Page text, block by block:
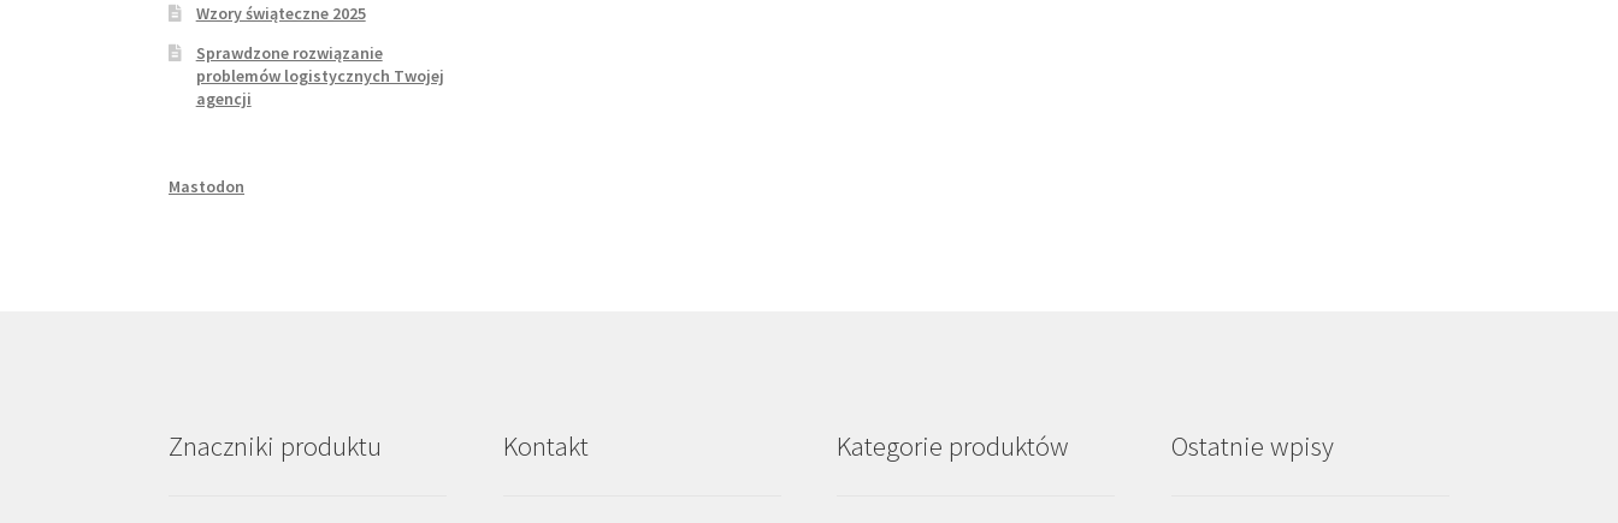
Wzory świąteczne 2025
Sprawdzone rozwiązanie
problemów logistycznych Twojej
agencji
Mastodon
Znaczniki produktu Kontakt Kategorie produktów Ostatnie wpisy